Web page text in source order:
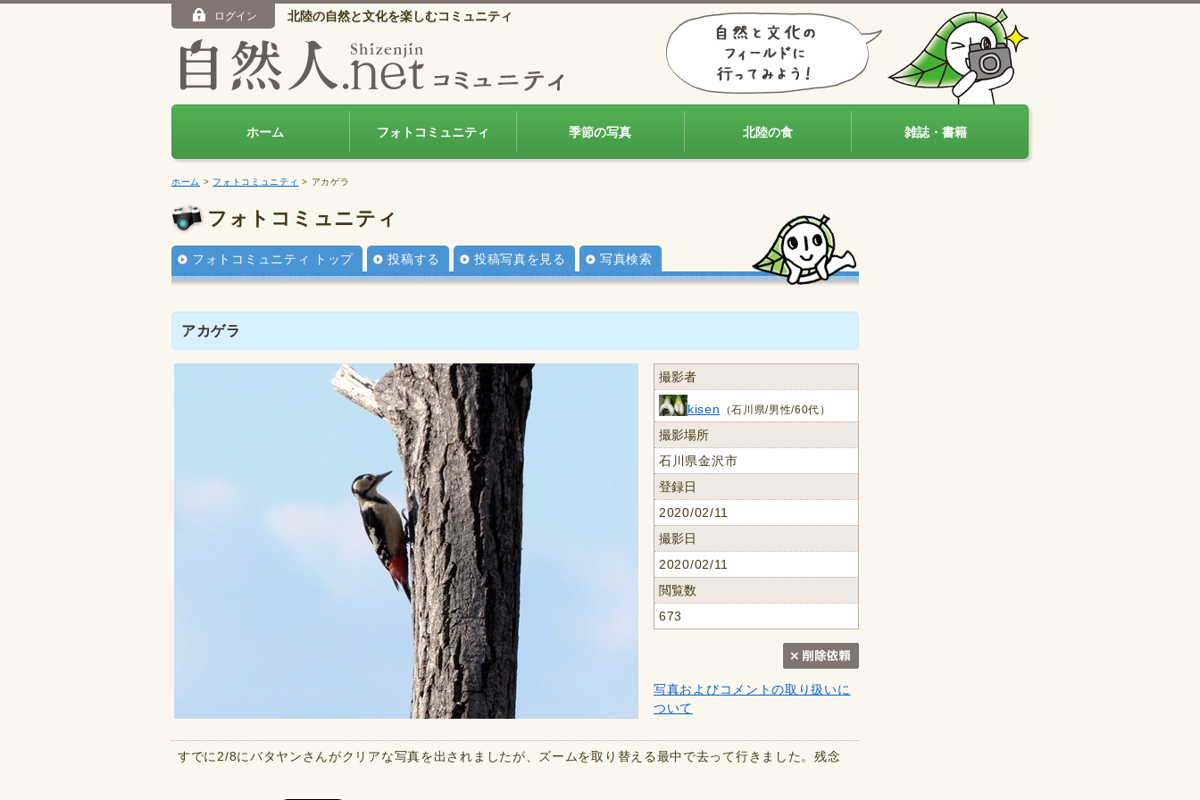
ログイン 北陸の自然と文化を楽しむコミュニティ
ホーム フォトコミュニティ 季節の写真 北陸の食 雑誌・書籍
ホーム > フォトコミュニティ > アカゲラ
フォトコミュニティ
フォトコミュニティ トップ 投稿する 投稿写真を見る 写真検索
アカゲラ
撮影者
kisen （石川県/男性/60代）
撮影場所
石川県金沢市
登録日
2020/02/11
撮影日
2020/02/11
閲覧数
673
写真およびコメントの取り扱いに
ついて
すでに2/8にバタヤンさんがクリアな写真を出されましたが、ズームを取り替える最中で去って行きました。残念